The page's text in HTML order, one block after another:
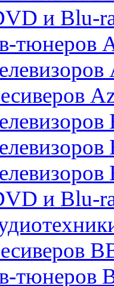
и Blu-
тюнеров
и Blu-
тюнеров